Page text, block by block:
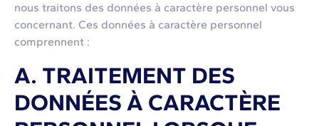
nous traitons des données à caractère personnel vous
concernant. Ces données à caractère personnel
comprennent :
A. TRAITEMENT DES
DONNÉES À CARACTÈRE